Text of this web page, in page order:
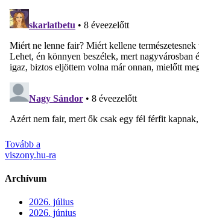
Tovább a
viszony.hu-ra
Archívum
2026. július
2026. június